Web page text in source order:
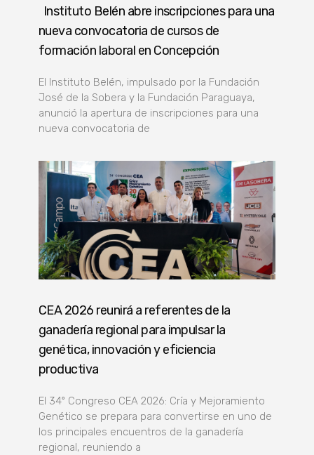
Instituto Belén abre inscripciones para una
nueva convocatoria de cursos de
formación laboral en Concepción
El Instituto Belén, impulsado por la Fundación
José de la Sobera y la Fundación Paraguaya,
anunció la apertura de inscripciones para una
nueva convocatoria de
CEA 2026 reunirá a referentes de la
ganadería regional para impulsar la
genética, innovación y eficiencia
productiva
El 34º Congreso CEA 2026: Cría y Mejoramiento
Genético se prepara para convertirse en uno de
los principales encuentros de la ganadería
regional, reuniendo a